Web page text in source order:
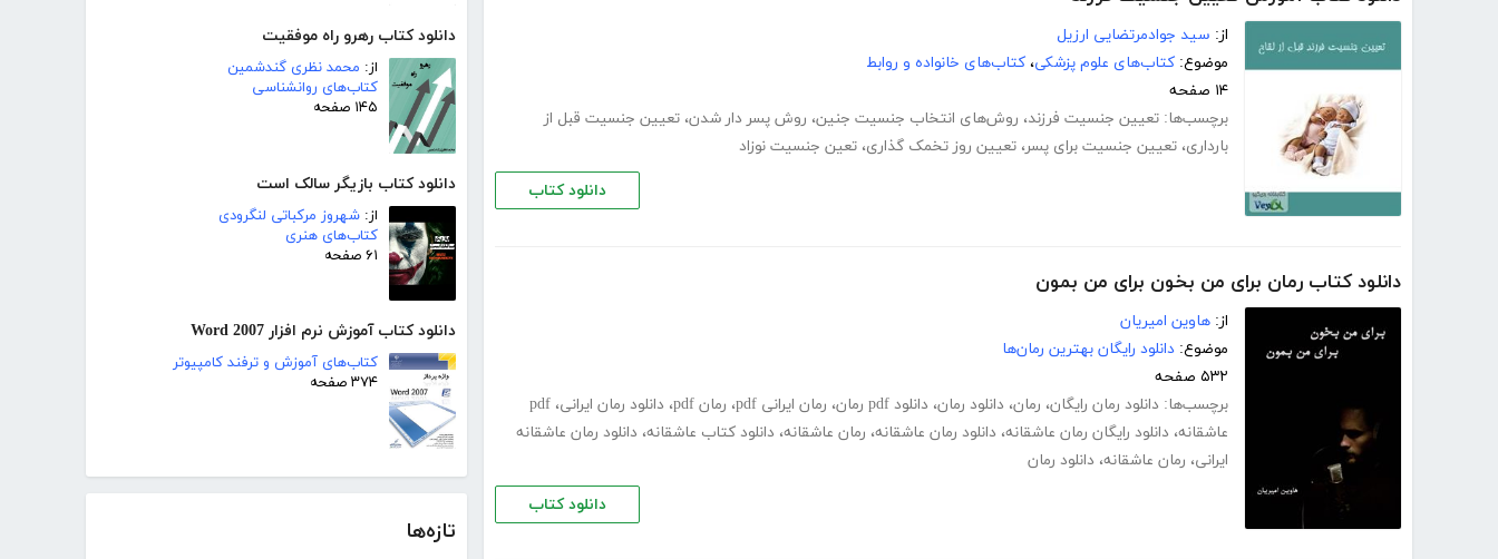
دانلود کتاب رهرو راه موفقیت
از: محمد نظری گندشمین
کتاب‌های روانشناسی
۱۴۵ صفحه
دانلود کتاب بازیگر سالک است
از: شهروز مرکباتی لنگرودی
کتاب‌های هنری
۶۱ صفحه
دانلود کتاب آموزش نرم افزار Word 2007
کتاب‌های آموزش و ترفند کامپیوتر
۳۷۴ صفحه
تازه‌ها
از: سید جوادمرتضایی ارزیل
موضوع: کتاب‌های علوم پزشکی، کتاب‌های خانواده و روابط
۱۴ صفحه
برچسب‌ها: تعیین جنسیت فرزند، روش‌های انتخاب جنسیت جنین، روش پسر دار شدن، تعیین جنسیت قبل از
بارداری، تعیین جنسیت برای پسر، تعیین روز تخمک گذاری، تعین جنسیت نوزاد
دانلود کتاب
دانلود کتاب رمان برای من بخون برای من بمون
از: هاوین امیریان
موضوع: دانلود رایگان بهترین رمان‌ها
۵۳۲ صفحه
برچسب‌ها: دانلود رمان رایگان، رمان، دانلود رمان، دانلود pdf رمان ، رمان ایرانی pdf ، رمان pdf ، دانلود رمان ایرانی، pdf
عاشقانه، دانلود رایگان رمان عاشقانه، دانلود رمان عاشقانه، رمان عاشقانه، دانلود کتاب عاشقانه، دانلود رمان عاشقانه
ایرانی، رمان عاشقانه، دانلود رمان
دانلود کتاب